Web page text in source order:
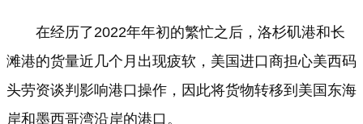
在经历了2022年年初的繁忙之后，洛杉矶港和长
滩港的货量近几个月出现疲软，美国进口商担心美西码
头劳资谈判影响港口操作，因此将货物转移到美国东海
岸和墨西哥湾沿岸的港口。